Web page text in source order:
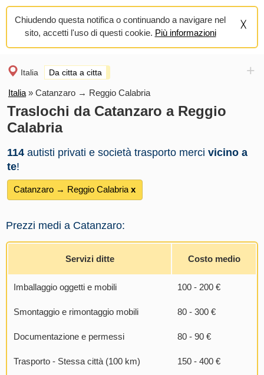
Chiudendo questa notifica o continuando a navigare nel
sito, accetti l'uso di questi cookie. Più informazioni
Italia Da citta a citta +
Italia » Catanzaro → Reggio Calabria
Traslochi da Catanzaro a Reggio
Calabria
114 autisti privati e società trasporto merci vicino a
te!
Catanzaro → Reggio Calabria х
Prezzi medi a Catanzaro:
Servizi ditte Costo medio
Imballaggio oggetti e mobili 100 - 200 €
Smontaggio e rimontaggio mobili 80 - 300 €
Documentazione e permessi 80 - 90 €
Trasporto - Stessa città (100 km) 150 - 400 €